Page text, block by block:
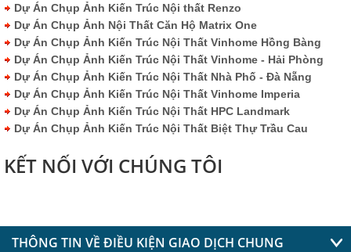
Dự Án Chụp Ảnh Kiến Trúc Nội thất Renzo
Dự Án Chụp Ảnh Nội Thất Căn Hộ Matrix One
Dự Án Chụp Ảnh Kiến Trúc Nội Thất Vinhome Hồng Bàng
Dự Án Chụp Ảnh Kiến Trúc Nội Thất Vinhome - Hải Phòng
Dự Án Chụp Ảnh Kiến Trúc Nội Thất Nhà Phố - Đà Nẵng
Dự Án Chụp Ảnh Kiến Trúc Nội Thất Vinhome Imperia
Dự Án Chụp Ảnh Kiến Trúc Nội Thất HPC Landmark
Dự Án Chụp Ảnh Kiến Trúc Nội Thất Biệt Thự Trầu Cau
KẾT NỐI VỚI CHÚNG TÔI
THÔNG TIN VỀ ĐIỀU KIỆN GIAO DỊCH CHUNG